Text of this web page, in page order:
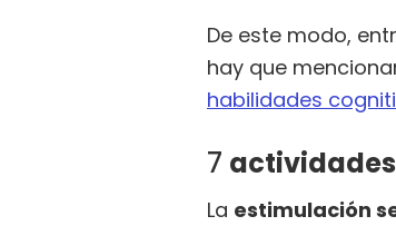
De este modo,
hay que
habilidades
7
La estimulación